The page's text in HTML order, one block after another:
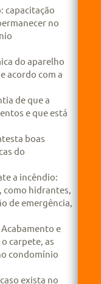
capacitação
no
do aparelho
acordo com a
de que a
e que está
boas
do
a incêndio:
como hidrantes,
de emergência,
e
carpete, as
condomínio
exista no